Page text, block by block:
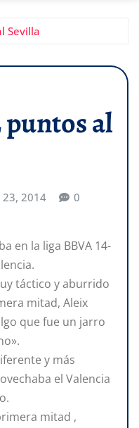
Sevilla
al
23, 2014 0
en la liga BBVA 14-
táctico y aburrido
mitad, Aleix
que fue un jarro
y más
el Valencia
mitad ,